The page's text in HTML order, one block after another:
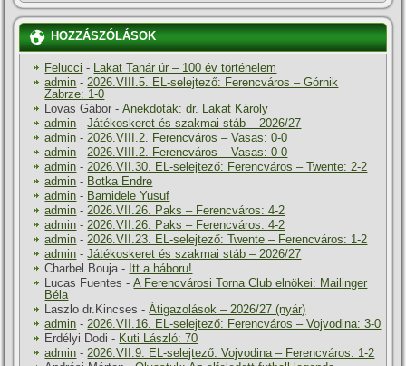
HOZZÁSZÓLÁSOK
Felucci - Lakat Tanár úr – 100 év történelem
admin -2026.VIII.5. EL-selejtező: Ferencváros – Górnik
Zabrze: 1-0
Lovas Gábor -Anekdoták: dr. Lakat Károly
admin -Játékoskeret és szakmai stáb – 2026/27
admin -2026.VIII.2. Ferencváros – Vasas: 0-0
admin -2026.VIII.2. Ferencváros – Vasas: 0-0
admin -2026.VII.30. EL-selejtező: Ferencváros – Twente: 2-2
admin - Botka Endre
admin - Bamidele Yusuf
admin -2026.VII.26. Paks – Ferencváros: 4-2
admin -2026.VII.26. Paks – Ferencváros: 4-2
admin -2026.VII.23. EL-selejtező: Twente – Ferencváros: 1-2
admin -Játékoskeret és szakmai stáb – 2026/27
Charbel Bouja- Itt a háboru!
Lucas Fuentes -A Ferencvárosi Torna Club elnökei: Mailinger
Béla
Laszlo dr.Kincses -Átigazolások – 2026/27 (nyár)
admin -2026.VII.16. EL-selejtező: Ferencváros – Vojvodina: 3-0
Erdélyi Dodi - Kuti László: 70
admin -2026.VII.9. EL-selejtező: Vojvodina – Ferencváros: 1-2